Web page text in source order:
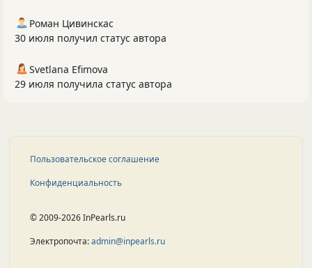
Роман Цивинскас
30 июля получил статус автора
Svetlana Efimova
29 июля получила статус автора
Пользовательское соглашение
Конфиденциальность
© 2009-2026 InPearls.ru
Электропочта:admin@inpearls.ru